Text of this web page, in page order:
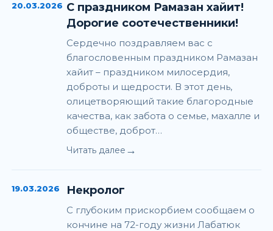
20.03.2026 С праздником Рамазан хайит!
Дорогие соотечественники!
Сердечно поздравляем вас с
благословенным праздником Рамазан
хайит – праздником милосердия,
доброты и щедрости. В этот день,
олицетворяющий такие благородные
качества, как забота о семье, махалле и
обществе, доброт…
Читать далее →
19.03.2026 Некролог
С глубоким прискорбием сообщаем о
кончине на 72-году жизни Лабатюк